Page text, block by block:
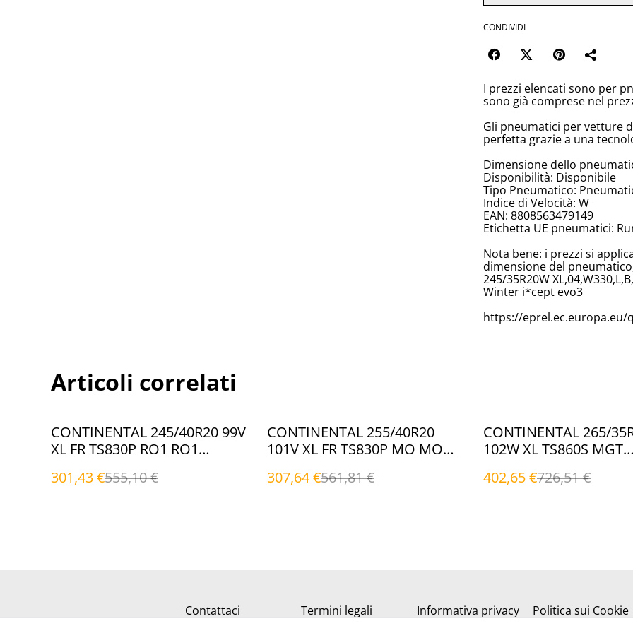
CONDIVIDI
I prezzi elencati sono per
sono già comprese nel
Gli pneumatici per vetture
perfetta grazie a una
Dimensione dello
Disponibilità: Disponibile
Tipo Pneumatico:
Indice di Velocità: W
EAN: 8808563479149
Etichetta UE pneumatici:
Nota bene: i prezzi si
dimensione del
245/35R20W
Winter i*cept evo3
https://eprel.ec.europa.eu/
Articoli correlati
%
CONTINENTAL 245/40R20 99V
XL FR TS830P RO1 RO1
301,43 €555,10 €
%
CONTINENTAL 255/40R20
101V XL FR TS830P MO MO
307,64 €561,81 €
%
CONTINENTAL 265/
102W XL TS860S MGT
402,65 €726,51 €
Contattaci Termini legali Informativa privacy Politica sui Cookie